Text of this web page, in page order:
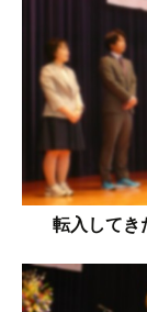
転入してき